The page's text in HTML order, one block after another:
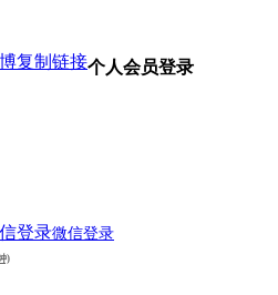
复制链接个人会员登录
登录微信登录
)